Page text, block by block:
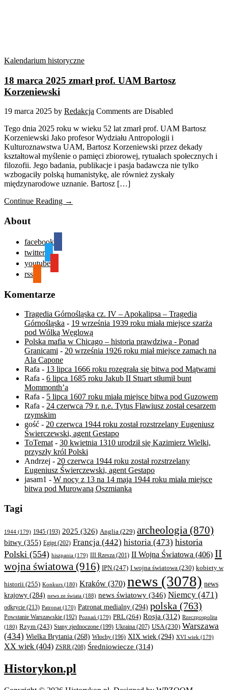
Kalendarium historyczne
18 marca 2025 zmarł prof. UAM Bartosz
Korzeniewski
19 marca 2025 by Redakcja Comments are Disabled
Tego dnia 2025 roku w wieku 52 lat zmarł prof. UAM Bartosz
Korzeniewski Jako profesor Wydziału Antropologii i
Kulturoznawstwa UAM, Bartosz Korzeniewski przez dekady
kształtował myślenie o pamięci zbiorowej, rytuałach społecznych i
filozofii. Jego badania, publikacje i pasja badawcza nie tylko
wzbogaciły polską humanistykę, ale również zyskały
międzynarodowe uznanie. Bartosz […]
Continue Reading →
About
facebook
twitter
youtube
rss
Komentarze
Tragedia Górnośląska cz. IV – Apokalipsa – Tragedia
Górnośląska - 19 września 1939 roku miała miejsce szarża
pod Wólką Węglową
Polska mafia w Chicago – historia prawdziwa - Ponad
Granicami - 20 września 1926 roku miał miejsce zamach na
Ala Capone
Rafa - 13 lipca 1666 roku rozegrała się bitwa pod Mątwami
Rafa - 6 lipca 1685 roku Jakub II Stuart stłumił bunt
Mommonth’a
Rafa - 5 lipca 1607 roku miała miejsce bitwa pod Guzowem
Rafa - 24 czerwca 79 r. n.e. Tytus Flawiusz został cesarzem
rzymskim
gość - 20 czerwca 1944 roku został rozstrzelany Eugeniusz
Świerczewski, agent Gestapo
ToTemat - 30 kwietnia 1310 urodził się Kazimierz Wielki,
przyszły król Polski
Andrzej - 20 czerwca 1944 roku został rozstrzelany
Eugeniusz Świerczewski, agent Gestapo
jasam1 - W nocy z 13 na 14 maja 1944 roku miała miejsce
bitwa pod Murowaną Oszmianką
Tagi
1944 (179) 1945 (193) 2025 (326) Anglia (229) archeologia (870)
bitwy (355) Egipt (202) Francja (442) historia (473) historia
Polski (554) hiszpania (179) III Rzesza (201) II Wojna Światowa (406) II
wojna światowa (916) IPN (247) I wojna światowa (230) kobiety w
historii (255) Konkurs (180) Kraków (370) news (3078) news
krajowy (284) news ze świata (188) news światowy (346) Niemcy (471)
odkrycie (213) Patronat (170) Patronat medialny (294) polska (763)
Powstanie Warszawskie (192) Poznań (179) PRL(264) Rosja (312) Rzeczpospolita
(180) Rzym (243) Stany zjednoczone (199) Ukraina (207) USA (230) Warszawa
(434) Wielka Brytania (268) Włochy (196) XIX wiek (294) XVI wiek (179)
XX wiek (404) ZSRR (208) Średniowiecze (314)
Historykon.pl